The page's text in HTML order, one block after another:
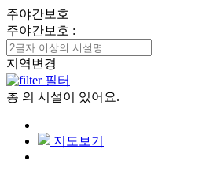
주야간보호
주야간보호 :
지역변경
필터
총 의 시설이 있어요.
지도보기